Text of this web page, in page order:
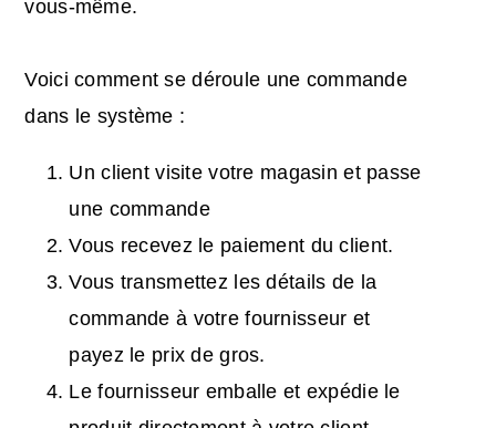
vous-même.
Voici comment se déroule une commande
dans le système :
Un client visite votre magasin et passe
une commande
Vous recevez le paiement du client.
Vous transmettez les détails de la
commande à votre fournisseur et
payez le prix de gros.
Le fournisseur emballe et expédie le